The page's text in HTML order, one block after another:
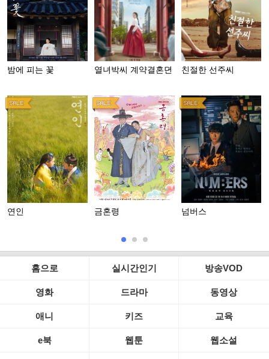
밤에 피는 꽃 열녀박씨 계약결혼뎐 친절한 선주씨
연인 금혼령 넘버스
홈으로 실시간인기 방송VOD
영화 드라마 동영상
애니 키즈 교육
e북 웹툰 웹소설